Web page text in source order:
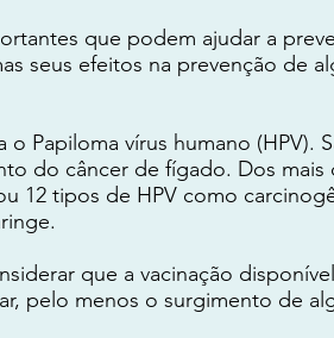
que podem ajudar a
seus efeitos na prevenção de
Papiloma vírus humano (HPV).
do câncer de fígado. Dos
12 tipos de HPV como
que a vacinação
pelo menos o surgimento de